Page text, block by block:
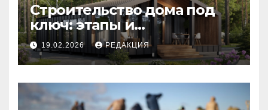
Строительство дома под
ключ: этапы и
планирование бюджета
19.02.2026 РЕДАКЦИЯ